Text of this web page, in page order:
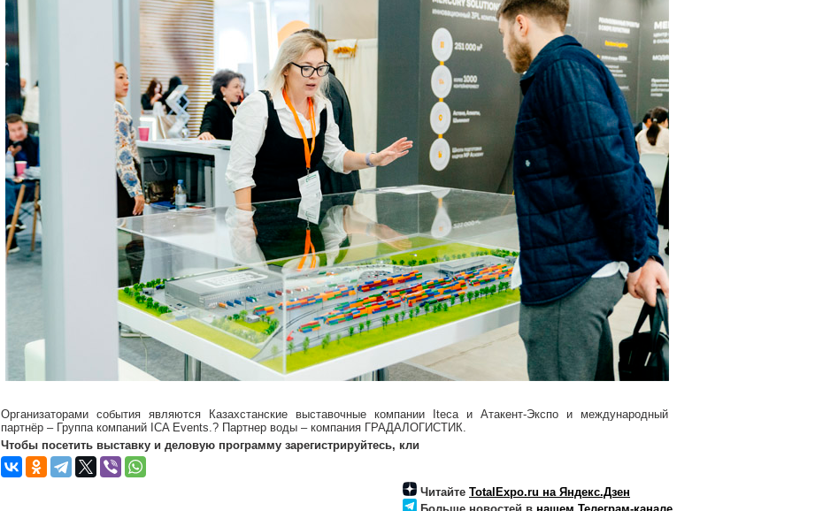
Организаторами события являются Казахстанские выставочные компании Iteca и Атакент-Экспо и международный
партнёр – Группа компаний ICA Events.? Партнер воды – компания ГРАДАЛОГИСТИК.
Чтобы посетить выставку и деловую программу зарегистрируйтесь, кли
Читайте TotalExpo.ru на Яндекс.Дзен